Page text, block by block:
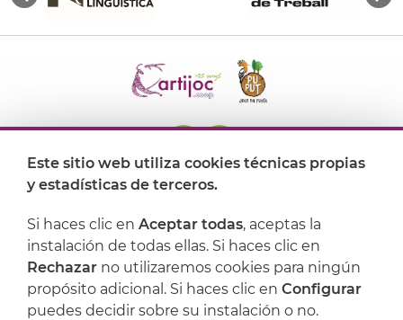
Dónde encontrarnos
Artijoc
Soporte
Este sitio web utiliza cookies técnicas propias
y estadísticas de terceros.
Si haces clic en Aceptar todas, aceptas la
instalación de todas ellas. Si haces clic en
Rechazar no utilizaremos cookies para ningún
propósito adicional. Si haces clic en Configurar
puedes decidir sobre su instalación o no.